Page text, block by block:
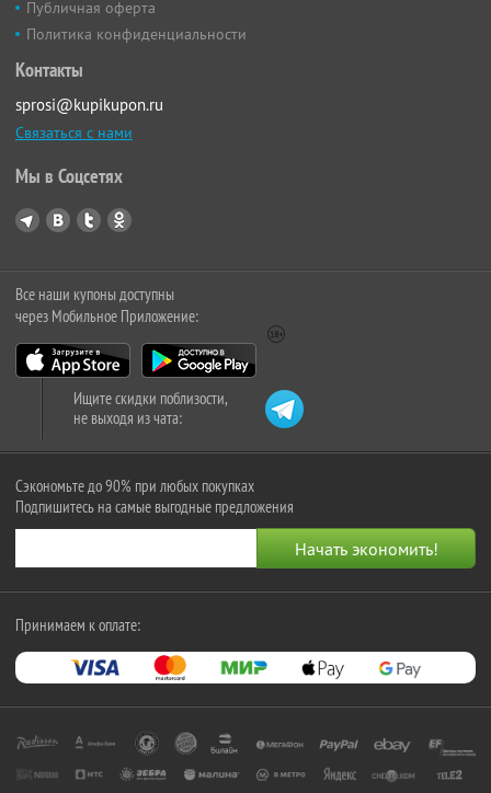
Публичная оферта
Политика конфиденциальности
Контакты
sprosi@kupikupon.ru
Связаться с нами
Мы в Соцсетях
Все наши купоны доступны
через Мобильное Приложение:
Ищите скидки поблизости,
не выходя из чата:
Сэкономьте до 90% при любых покупках
Подпишитесь на самые выгодные предложения
Принимаем к оплате: